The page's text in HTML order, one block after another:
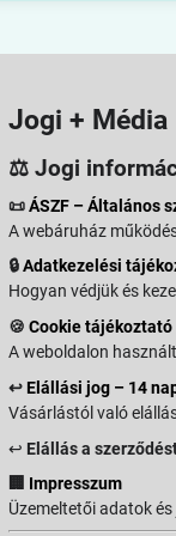
Jogi + Média
⚖️ Jogi
📜ÁSZF – Általános
A webáruház
🔒Adatkezelési
Hogyan védjük és
🍪Cookie tájékoztató
A weboldalon
↩️Elállási jog – 14
Vásárlástól való
↩️ Elállás a
🏢 Impresszum
Üzemeltetői adatok